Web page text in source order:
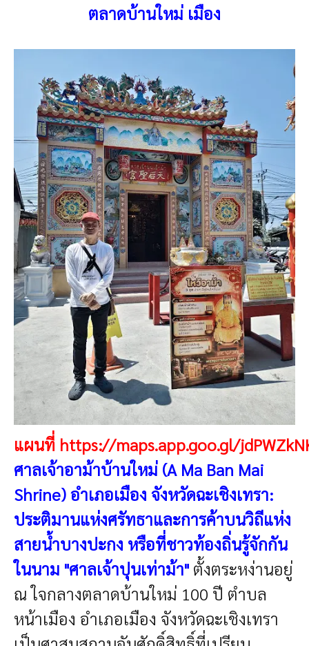
ตลาดบ้านใหม่ เมือง
แผนที่ https://maps.app.goo.gl/
ศาลเจ้าอาม้าบ้านใหม่ (A Ma Ban Mai
Shrine) อำเภอเมือง จังหวัดฉะเชิงเทรา:
ประติมานแห่งศรัทธาและการค้าบนวิถีแห่ง
สายน้ำบางปะกง หรือที่ชาวท้องถิ่นรู้จักกัน
ในนาม "ศาลเจ้าปุนเท่าม้า" ตั้งตระหง่านอยู่
ณ ใจกลางตลาดบ้านใหม่ 100 ปี ตำบล
หน้าเมือง อำเภอเมือง จังหวัดฉะเชิงเทรา